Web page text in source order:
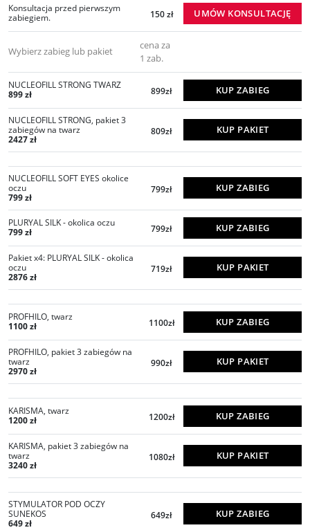
Konsultacja przed pierwszym
zabiegiem.
150 zł UMÓW KONSULTACJĘ
Wybierz zabieg lub pakiet
cena za
1 zab.
NUCLEOFILL STRONG TWARZ
899 zł
899zł KUP ZABIEG
NUCLEOFILL STRONG, pakiet 3
zabiegów na twarz
2427 zł
809zł KUP PAKIET
NUCLEOFILL SOFT EYES okolice
oczu
799 zł
799zł KUP ZABIEG
PLURYAL SILK - okolica oczu
799 zł
799zł KUP ZABIEG
Pakiet x4: PLURYAL SILK - okolica
oczu
2876 zł
719zł KUP PAKIET
PROFHILO, twarz
1100 zł
1100zł KUP ZABIEG
PROFHILO, pakiet 3 zabiegów na
twarz
2970 zł
990zł KUP PAKIET
KARISMA, twarz
1200 zł
1200zł KUP ZABIEG
KARISMA, pakiet 3 zabiegów na
twarz
3240 zł
1080zł KUP PAKIET
STYMULATOR POD OCZY
SUNEKOS
649 zł
649zł KUP ZABIEG